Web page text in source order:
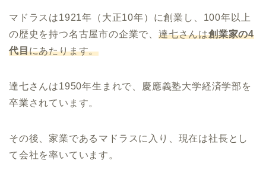
マドラスは1921年（大正10年）に創業し、100年以上
の歴史を持つ名古屋市の企業で、 達七さんは創業家の4
代目にあたります。
達七さんは1950年生まれで、慶應義塾大学経済学部を
卒業されています。
その後、家業であるマドラスに入り、現在は社長とし
て会社を率いています。